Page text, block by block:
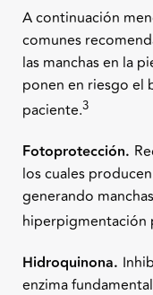
A continuación
comunes
las manchas en la
ponen en riesgo el
paciente.3
Fotoprotección.
los cuales
generando
hiperpigmentación
Hidroquinona.
enzima